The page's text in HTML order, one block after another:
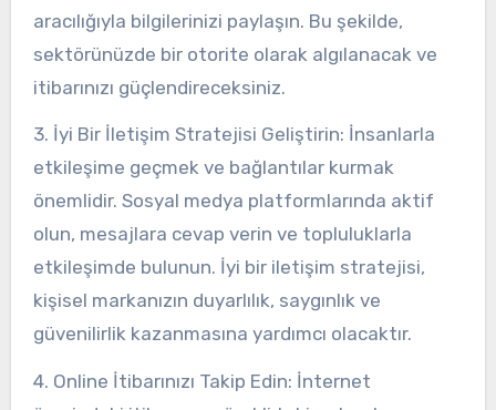
aracılığıyla bilgilerinizi paylaşın. Bu şekilde,
sektörünüzde bir otorite olarak algılanacak ve
itibarınızı güçlendireceksiniz.
3. İyi Bir İletişim Stratejisi Geliştirin: İnsanlarla
etkileşime geçmek ve bağlantılar kurmak
önemlidir. Sosyal medya platformlarında aktif
olun, mesajlara cevap verin ve topluluklarla
etkileşimde bulunun. İyi bir iletişim stratejisi,
kişisel markanızın duyarlılık, saygınlık ve
güvenilirlik kazanmasına yardımcı olacaktır.
4. Online İtibarınızı Takip Edin: İnternet